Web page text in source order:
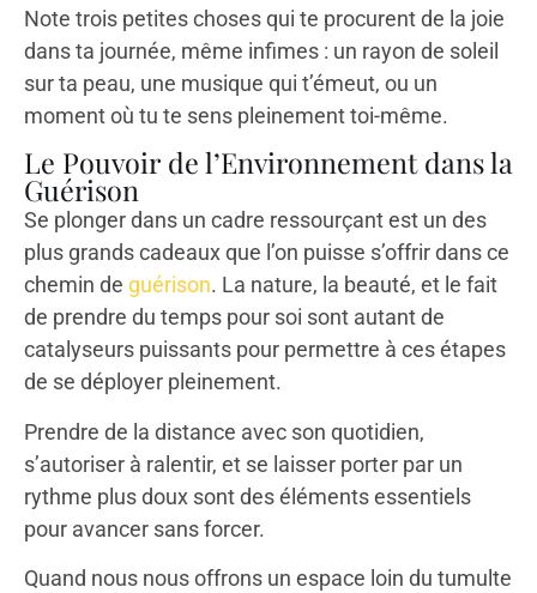
Note trois petites choses qui te procurent de la joie
dans ta journée, même infimes : un rayon de soleil
sur ta peau, une musique qui t’émeut, ou un
moment où tu te sens pleinement toi-même.
Le Pouvoir de l’Environnement dans la
Guérison
Se plonger dans un cadre ressourçant est un des
plus grands cadeaux que l’on puisse s’offrir dans ce
chemin de guérison. La nature, la beauté, et le fait
de prendre du temps pour soi sont autant de
catalyseurs puissants pour permettre à ces étapes
de se déployer pleinement.
Prendre de la distance avec son quotidien,
s’autoriser à ralentir, et se laisser porter par un
rythme plus doux sont des éléments essentiels
pour avancer sans forcer.
Quand nous nous offrons un espace loin du tumulte